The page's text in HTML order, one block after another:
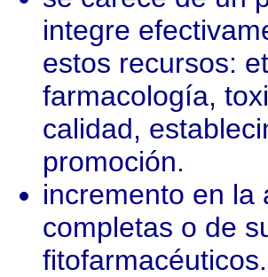
integre
estos recursos:
farmacología,
calidad,
promoción.
incremento en la
completas o de
fitofarmacéuticos.